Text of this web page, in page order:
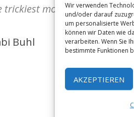
Wir verwenden
und/oder darauf
um personalisierte
können wir Daten wie
verarbeiten. Wenn Sie
bestimmte Funktionen
AKZEPTIEREN
move of Mr Hyde
Buhl